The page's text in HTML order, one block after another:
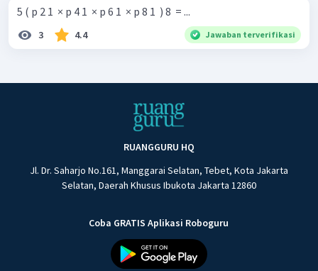
5 ( p 2 1 ​ × p 4 1 ​ × p 6 1 ​ × p 8 1 ​ ) 8 ​ = ...
3 4.4 Jawaban terverifikasi
RUANGGURU HQ
Jl. Dr. Saharjo No.161, Manggarai Selatan, Tebet, Kota Jakarta
Selatan, Daerah Khusus Ibukota Jakarta 12860
Coba GRATIS Aplikasi Roboguru